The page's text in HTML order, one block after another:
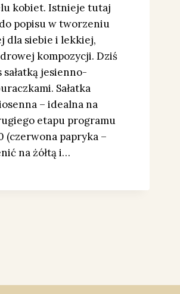
kobiet. Istnieje tutaj
popisu w tworzeniu
dla siebie i lekkiej,
kompozycji. Dziś
sałatką jesienno-
Sałatka
– idealna na
etapu programu
(czerwona papryka –
na żółtą i…